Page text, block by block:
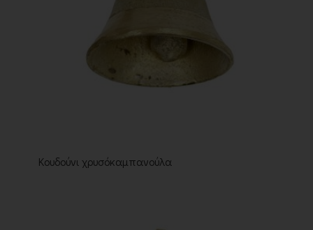
Κουδούνι χρυσόκαμπανούλα